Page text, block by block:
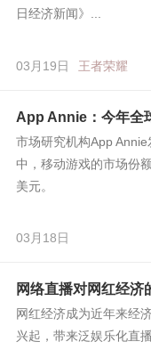
日经济新闻》...
03月19日 王者荣耀
App Annie：今年全
市场研究机构App
中，移动游戏的市场份
美元。
03月18日
网络直播对网红经济
网红经济成为近年来经
兴起，带来泛娱乐化直